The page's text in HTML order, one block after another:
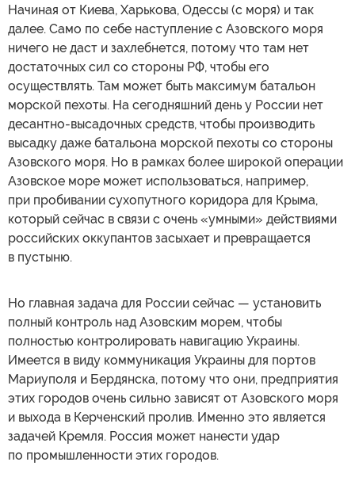
Начиная от Киева, Харькова, Одессы (с моря) и так
далее. Само по себе наступление с Азовского моря
ничего не даст и захлебнется, потому что там нет
достаточных сил со стороны РФ, чтобы его
осуществлять. Там может быть максимум батальон
морской пехоты. На сегодняшний день у России нет
десантно-высадочных средств, чтобы производить
высадку даже батальона морской пехоты со стороны
Азовского моря. Но в рамках более широкой операции
Азовское море может использоваться, например,
при пробивании сухопутного коридора для Крыма,
который сейчас в связи с очень «умными» действиями
российских оккупантов засыхает и превращается
в пустыню.
Но главная задача для России сейчас — установить
полный контроль над Азовским морем, чтобы
полностью контролировать навигацию Украины.
Имеется в виду коммуникация Украины для портов
Мариуполя и Бердянска, потому что они, предприятия
этих городов очень сильно зависят от Азовского моря
и выхода в Керченский пролив. Именно это является
задачей Кремля. Россия может нанести удар
по промышленности этих городов.